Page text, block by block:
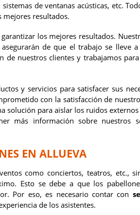
de ventanas acústicas, etc.
mejores resultados.
los mejores resultados.
de que el trabajo se lleve
de nuestros clientes y trabajamos
y servicios para satisfacer sus
con la satisfacción de
solución para aislar los ruidos
más información sobre nuestros
EN ALLUEVA
como conciertos, teatros, etc.,
Esto se debe a que los
Por eso, es necesario contar con
de los asistentes.